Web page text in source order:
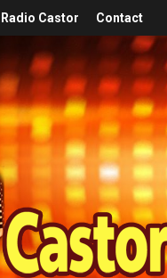
Castor Contact